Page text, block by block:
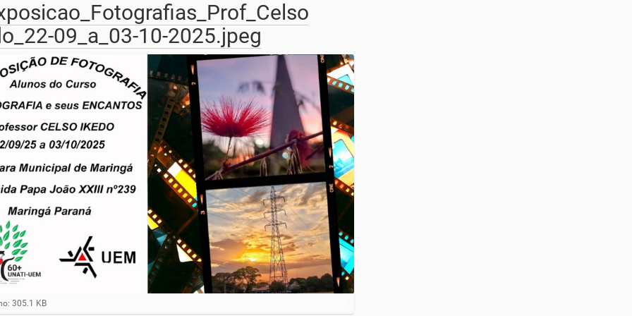
09_a_03-10-2025.jpeg
ver a imagem no tamanho completo…
305.1 KB